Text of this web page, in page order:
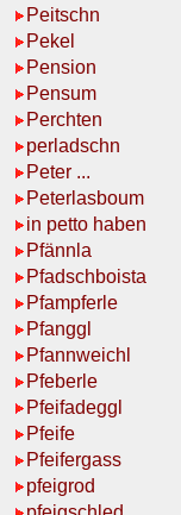
Peitschn
Pekel
Pension
Pensum
Perchten
perladschn
Peter ...
Peterlasboum
in petto haben
Pfännla
Pfadschboista
Pfampferle
Pfanggl
Pfannweichl
Pfeberle
Pfeifadeggl
Pfeife
Pfeifergass
pfeigrod